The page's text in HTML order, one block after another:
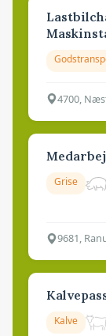
4700,
Grise
9681,
Kalve